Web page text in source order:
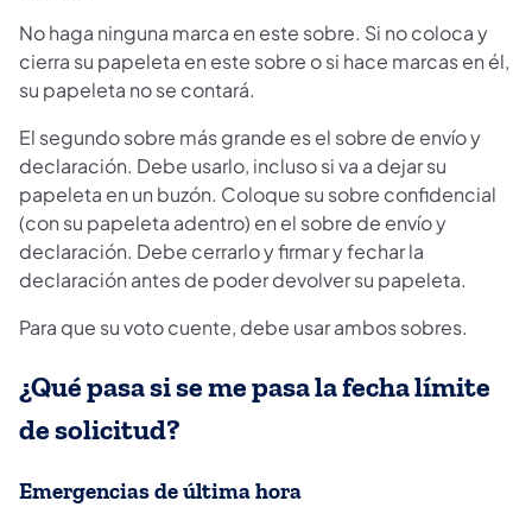
No haga ninguna marca en este sobre. Si no coloca y
cierra su papeleta en este sobre o si hace marcas en él,
su papeleta no se contará.
El segundo sobre más grande es el sobre de envío y
declaración. Debe usarlo, incluso si va a dejar su
papeleta en un buzón. Coloque su sobre confidencial
(con su papeleta adentro) en el sobre de envío y
declaración. Debe cerrarlo y firmar y fechar la
declaración antes de poder devolver su papeleta.
Para que su voto cuente, debe usar ambos sobres.
¿Qué pasa si se me pasa la fecha límite
de solicitud?
Emergencias de última hora